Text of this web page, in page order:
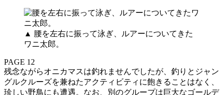
▲ 腰を左右に振って泳ぎ、ルアーについてきた
ワニ太郎。
PAGE 12
残念ながらオニカマスは釣れませんでしたが、釣りとジャン
グルクルーズを兼ねたアクティビティに飽きることはなく、
珍しい野鳥にも遭遇。なお、別のグループは巨大なゴールデ